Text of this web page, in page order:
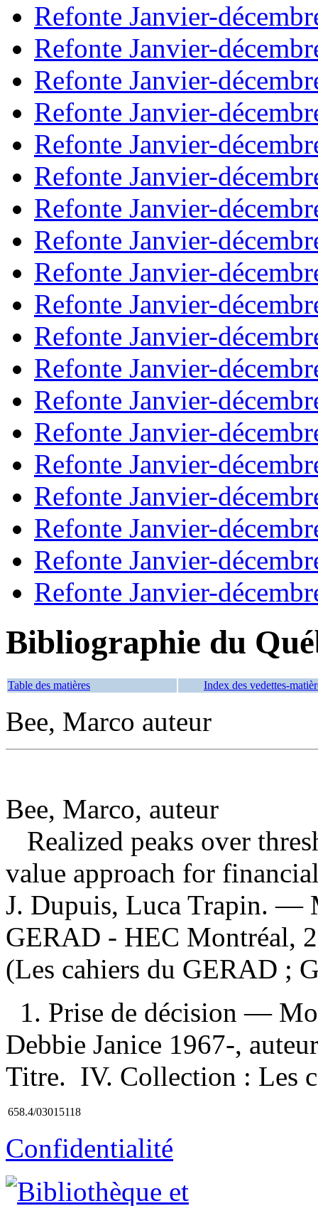
Refonte Janvier-
Refonte Janvier-
Refonte Janvier-
Refonte Janvier-
Refonte Janvier-
Refonte Janvier-
Refonte Janvier-
Refonte Janvier-
Refonte Janvier-
Refonte Janvier-
Refonte Janvier-
Refonte Janvier-
Refonte Janvier-
Refonte Janvier-
Refonte Janvier-
Refonte Janvier-
Refonte Janvier-
Refonte Janvier-
Refonte Janvier-
Bibliographie du
Table des matières Index des vedettes-
Bee, Marco auteur
Bee, Marco, auteur
Realized peaks over
value approach for
J. Dupuis, Luca Trapin. —
GERAD - HEC Montréal,
(Les cahiers du GERAD ;
1. Prise de décision —
Debbie Janice 1967-,
Titre. IV. Collection : Les
658.4/03015118
Confidentialité